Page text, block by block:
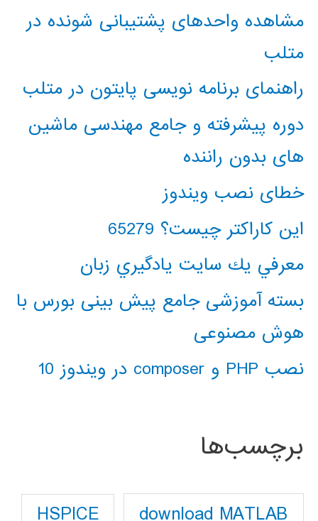
مشاهده واحدهای پشتیبانی شونده در
متلب
راهنمای برنامه نویسی پایتون در متلب
دوره پیشرفته و جامع مهندسی ماشین
های بدون راننده
خطای نصب ویندوز
این کاراکتر چیست؟ 65279
معرفي يك سايت يادگيري زبان
بسته آموزشی جامع پیش بینی بورس با
هوش مصنوعی
نصب PHP و composer در ویندوز 10
برچسب‌ها
download MATLAB
HSPICE